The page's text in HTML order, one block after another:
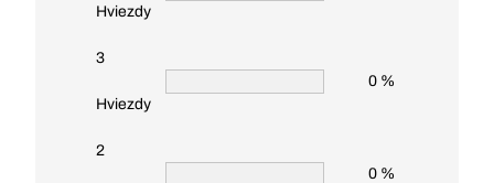
Hviezdy
3
Hviezdy
0 %
2
0 %